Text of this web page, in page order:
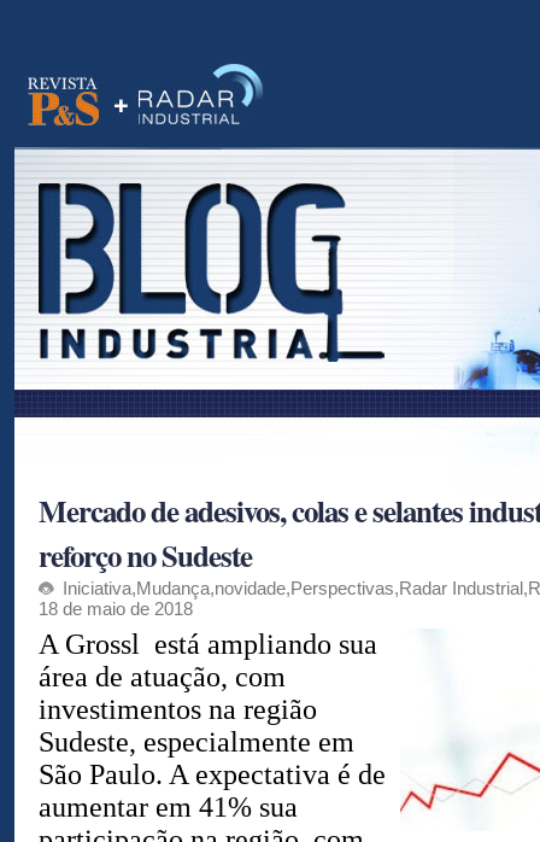
Mercado de adesivos, colas e selantes
reforço no Sudeste
Iniciativa,Mudança,novidade,Perspectivas,Radar Industrial,
18 de maio de 2018
A Grossl está ampliando sua
área de atuação, com
investimentos na região
Sudeste, especialmente em
São Paulo. A expectativa é de
aumentar em 41% sua